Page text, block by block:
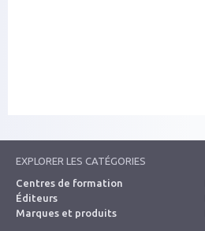
EXPLORER LES CATÉGORIES
Centres de formation
Éditeurs
Marques et produits